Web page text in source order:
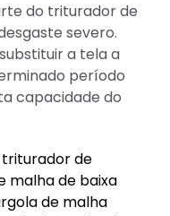
do triturador de
severo.
a tela a
período
capacidade do
triturador de
malha de baixa
de malha